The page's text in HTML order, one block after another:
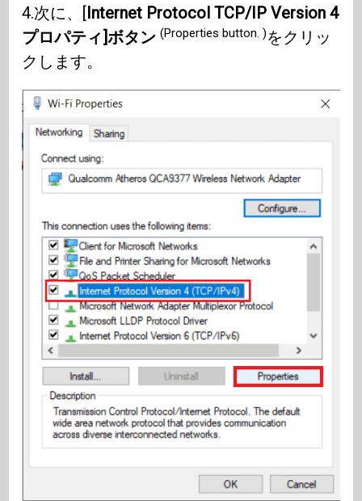
4.次に、[
Internet Protocol TCP/IP Version 4
プロパティ]ボタン(Properties button. )をクリッ
クします。